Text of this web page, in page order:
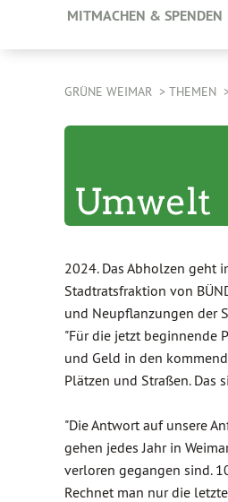
MITMACHEN & SPENDEN
GRÜNE WEIMAR THEMEN
2024. Das Abholzen geht
Stadtratsfraktion von
und Neupflanzungen der
"Für die jetzt beginnende
und Geld in den
Plätzen und Straßen. Das
"Die Antwort auf unsere
gehen jedes Jahr in
verloren gegangen sind.
Rechnet man nur die